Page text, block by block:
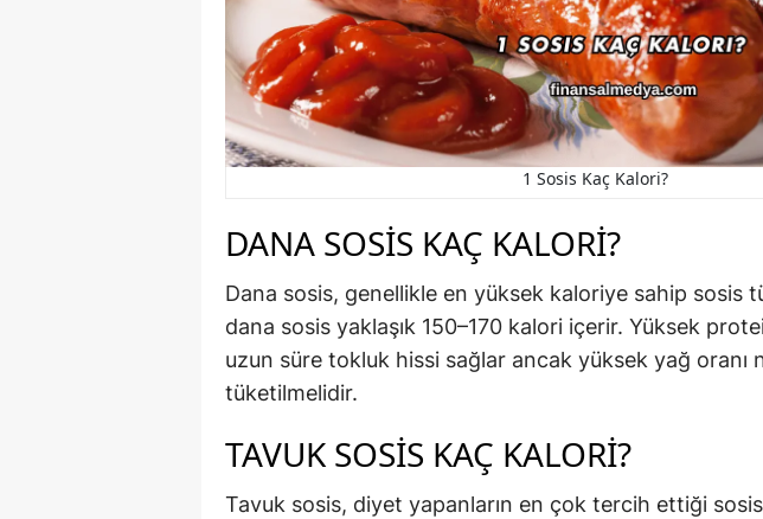
1 Sosis Kaç Kalori?
DANA SOSIS KAÇ KALORI?
Dana sosis, genellikle en yüksek kaloriye sahip sosis
dana sosis yaklaşık 150–170 kalori içerir. Yüksek
uzun süre tokluk hissi sağlar ancak yüksek yağ oranı
tüketilmelidir.
TAVUK SOSIS KAÇ KALORI?
Tavuk sosis, diyet yapanların en çok tercih ettiği